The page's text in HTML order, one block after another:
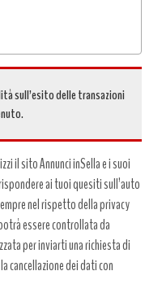
sull’esito delle transazioni
il sito Annunci inSella e i suoi
ai tuoi quesiti sull’auto
nel rispetto della privacy
essere controllata da
per inviarti una richiesta di
cancellazione dei dati con